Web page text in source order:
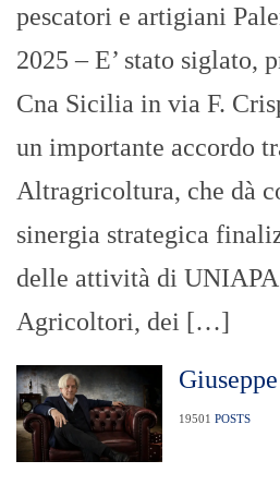
pescatori e artigiani
2025 – E’ stato siglato,
Cna Sicilia in via F.
un importante accordo
Altragricoltura, che dà
sinergia strategica
delle attività di
Agricoltori, dei […]
19501 POSTS